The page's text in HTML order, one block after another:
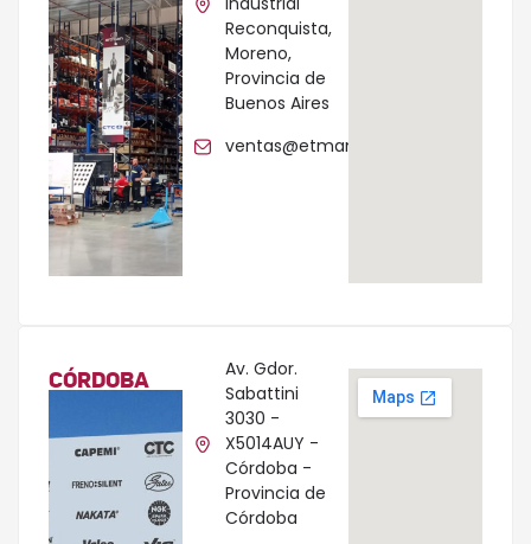
Reconquista,
Moreno,
Provincia de
Buenos Aires
ventas@etman.com.ar
CÓRDOBA
Av. Gdor.
Sabattini
3030 -
X5014AUY -
Córdoba -
Provincia de
Córdoba